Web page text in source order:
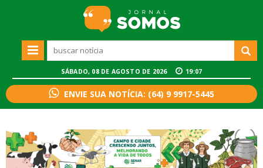
SÁBADO, 08 DE AGOSTO DE 2026 19:07
ENVIE SUA NOTÍCIA: (64) 9 9917-5445